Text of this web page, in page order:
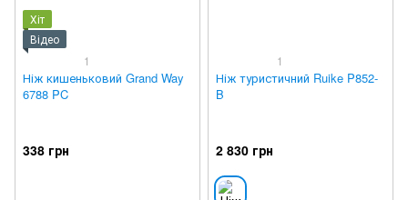
Хіт
Відео
1
Ніж кишеньковий Grand Way
6788 PC
338 грн
1
Ніж туристичний Ruike P852-
B
2 830 грн